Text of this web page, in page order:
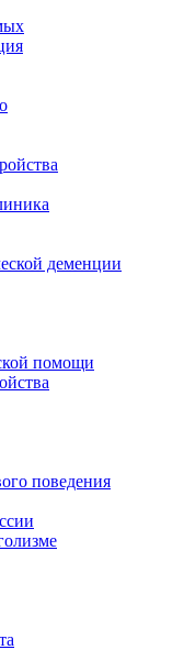
деменции
помощи
поведения